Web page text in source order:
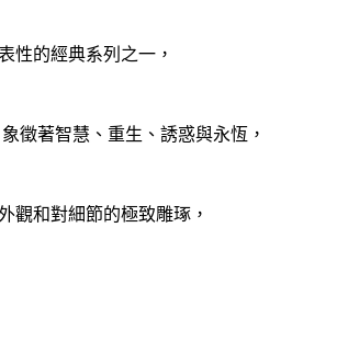
性的經典系列之一，
徵著智慧、重生、誘惑與永恆，
觀和對細節的極致雕琢，